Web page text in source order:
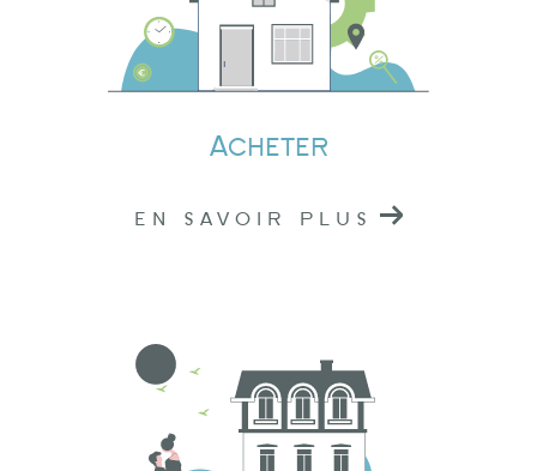
Si vous avez un projet immobilier à Tarare,
ou Lamure-sur-Azergues , n'hésitez
toute demande d'information ou pour prendre
Chez Logidéal, nous sommes là pour vous
accompagner dans la réalisation de vos
projets immobiliers. En nous choisissant, vous
Acheter
EN SAVOIR PLUS